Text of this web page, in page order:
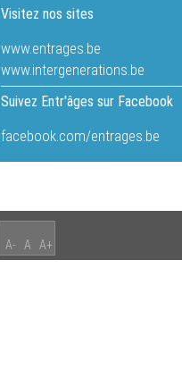
Visitez nos sites
www.entrages.be
www.intergenerations.be
Suivez Entr'âges sur Facebook
facebook.com/entrages.be
A- A A+